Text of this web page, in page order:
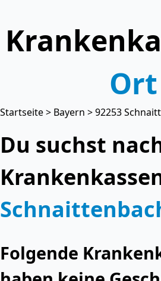
Ort
Startseite> Bayern > 92253
Du suchst
Folgende